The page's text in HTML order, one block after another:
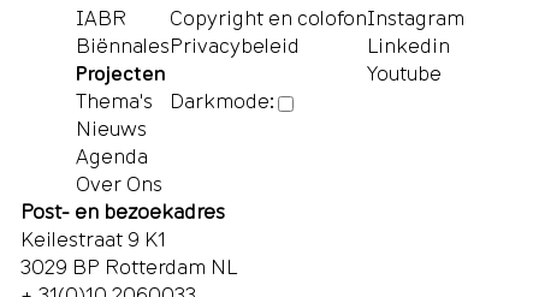
IABR
Biënnales
Projecten
Thema's
Nieuws
Agenda
Over Ons
Copyright en colofon
Privacybeleid
Darkmode:
Instagram
Linkedin
Youtube
Post- en bezoekadres
Keilestraat 9 K1
3029 BP Rotterdam NL